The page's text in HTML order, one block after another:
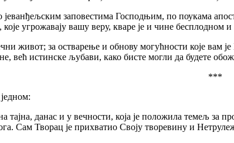
заповестима Господњим, по поукама
угрожавају вашу веру, кваре је и чине бесплодном
за остварење и обнову могућности које вам је
већ истинске љубави, како бисте могли да будете
***
данас и у вечности, која је положила темељ за
Сам Творац је прихватио Своју творевину и